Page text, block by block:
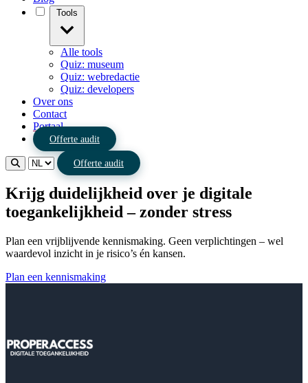
Alle tools
Quiz: museum
Quiz: webredactie
Quiz: developers
Over ons
Contact
Portaal
Offerte audit
Offerte audit
Krijg duidelijkheid over je digitale
toegankelijkheid – zonder stress
Plan een vrijblijvende kennismaking. Geen verplichtingen – wel
waardevol inzicht in je risico’s én kansen.
Plan een kennismaking